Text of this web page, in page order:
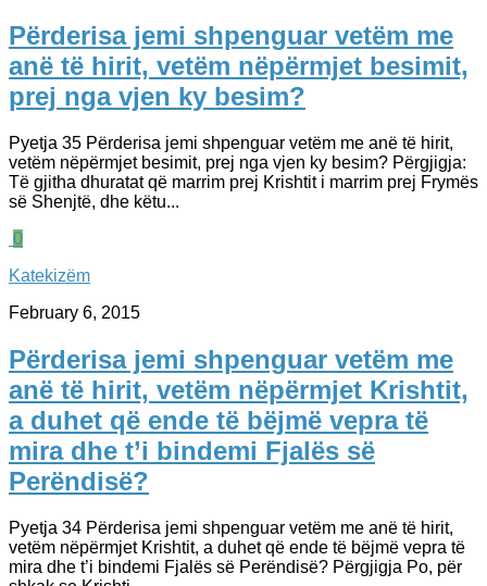
Përderisa jemi shpenguar vetëm me
anë të hirit, vetëm nëpërmjet besimit,
prej nga vjen ky besim?
Pyetja 35 Përderisa jemi shpenguar vetëm me anë të hirit,
vetëm nëpërmjet besimit, prej nga vjen ky besim? Përgjigja:
Të gjitha dhuratat që marrim prej Krishtit i marrim prej Frymës
së Shenjtë, dhe këtu...
0
Katekizëm
February 6, 2015
Përderisa jemi shpenguar vetëm me
anë të hirit, vetëm nëpërmjet Krishtit,
a duhet që ende të bëjmë vepra të
mira dhe t’i bindemi Fjalës së
Perëndisë?
Pyetja 34 Përderisa jemi shpenguar vetëm me anë të hirit,
vetëm nëpërmjet Krishtit, a duhet që ende të bëjmë vepra të
mira dhe t’i bindemi Fjalës së Perëndisë? Përgjigja Po, për